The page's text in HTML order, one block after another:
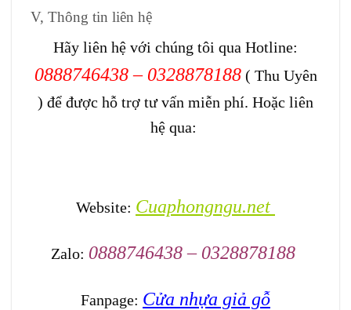
V, Thông tin liên hệ
Hãy liên hệ với chúng tôi qua Hotline:
0888746438 – 0328878188( Thu Uyên
) để được hỗ trợ tư vấn miễn phí. Hoặc liên
hệ qua:
Website: Cuaphongngu.net
Zalo: 0888746438 – 0328878188
Fanpage: Cửa nhựa giả gỗ